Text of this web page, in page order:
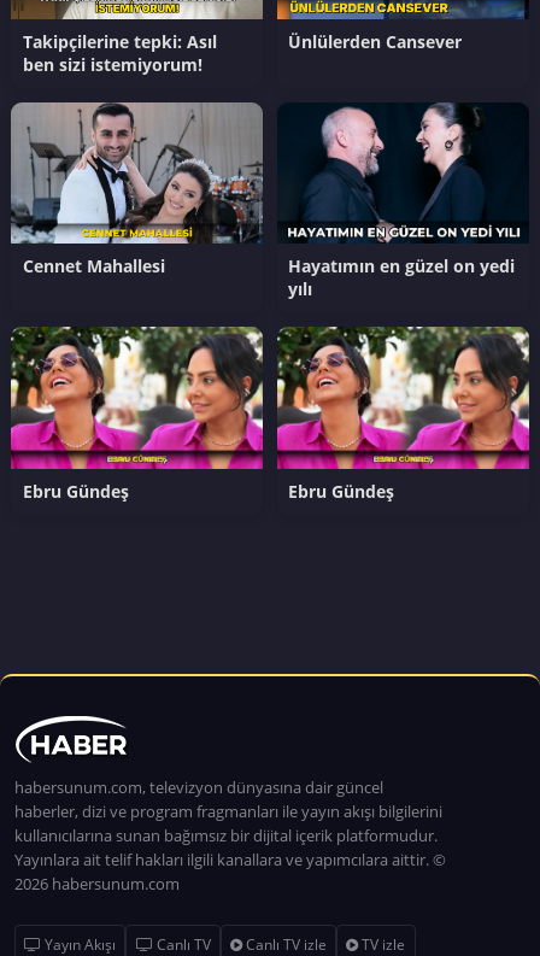
Takipçilerine tepki: Asıl
ben sizi istemiyorum!
Ünlülerden Cansever
Cennet Mahallesi
Hayatımın en güzel on yedi
yılı
Ebru Gündeş Ebru Gündeş
habersunum.com, televizyon dünyasına dair güncel
haberler, dizi ve program fragmanları ile yayın akışı bilgilerini
kullanıcılarına sunan bağımsız bir dijital içerik platformudur.
Yayınlara ait telif hakları ilgili kanallara ve yapımcılara aittir. ©
2026 habersunum.com
Yayın Akışı Canlı TV Canlı TV izle TV izle